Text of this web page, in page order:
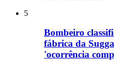
5
Bombeiro
fábrica da
'ocorrência